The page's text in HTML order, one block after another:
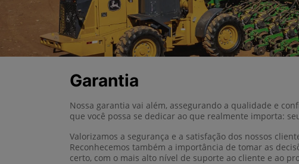
Garantia
Nossa garantia vai além, assegurando a qualidade e
que você possa se dedicar ao que realmente importa:
Valorizamos a segurança e a satisfação dos nossos
Reconhecemos também a importância de tomar as
certo, com o mais alto nível de suporte ao cliente e ao